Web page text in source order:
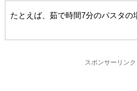
たとえば、茹で時間7分のパスタの
スポンサーリンク